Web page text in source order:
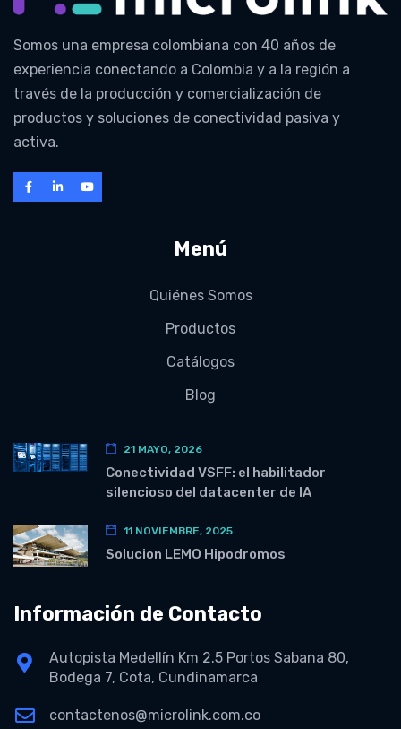
Somos una empresa colombiana con 40 años de
experiencia conectando a Colombia y a la región a
través de la producción y comercialización de
productos y soluciones de conectividad pasiva y
activa.
Menú
Quiénes Somos
Productos
Catálogos
Blog
21 MAYO, 2026
Conectividad VSFF: el habilitador
silencioso del datacenter de IA
11 NOVIEMBRE, 2025
Solucion LEMO Hipodromos
Información de Contacto
Autopista Medellín Km 2.5 Portos Sabana 80,
Bodega 7, Cota, Cundinamarca
contactenos@microlink.com.co